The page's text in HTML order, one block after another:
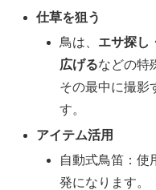
仕草を狙う
鳥は、 エサ探し
広げるなどの特
その最中に撮影
す。
アイテム活用
自動式鳥笛：使
発になります。